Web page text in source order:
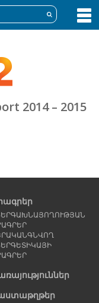
2014 – 2015